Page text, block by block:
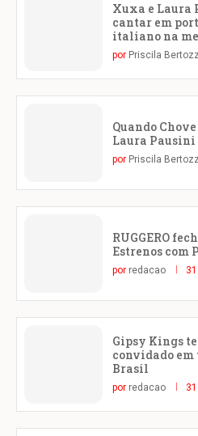
Xuxa e Laura
cantar em
italiano na
por Priscila
Quando
Laura Pausini
por Priscila
RUGGERO
Estrenos com
por redacao
Gipsy Kings
convidado
Brasil
por redacao